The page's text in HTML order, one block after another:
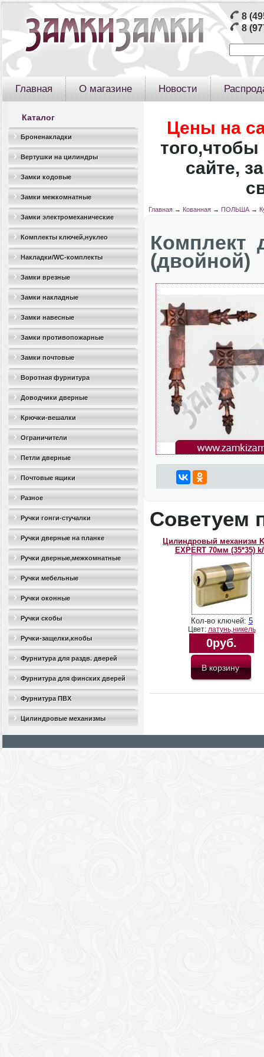
8
8
Главная О магазине Новости
Каталог
Броненакладки
Вертушки на цилиндры
Замки кодовые
Замки межкомнатные
Замки электромеханические
Комплекты ключей,нуклео
Накладки/WC-комплекты
Замки врезные
Замки накладные
Замки навесные
Замки противопожарные
Замки почтовые
Воротная фурнитура
Доводчики дверные
Крючки-вешалки
Ограничители
дверные(стопоры)
Петли дверные
Почтовые ящики
Разное
Ручки гонги-стучалки
Ручки дверные на планке
Ручки дверные,межкомнатные
Ручки мебельные
Ручки оконные
Ручки скобы
Ручки-защелки,кнобы
Фурнитура для раздв. дверей
Фурнитура для финских дверей
Фурнитура ПВХ
Цилиндровые механизмы
Цены на
того,чтобы
сайте,
Главная→ Кованная→ ПОЛЬША→
Комплект
(двойной)
Советуем
Цилиндровый механизм
EXPERT 70мм (35*35)
Кол-во ключей: 5
Цвет: латунь,никель
0руб.